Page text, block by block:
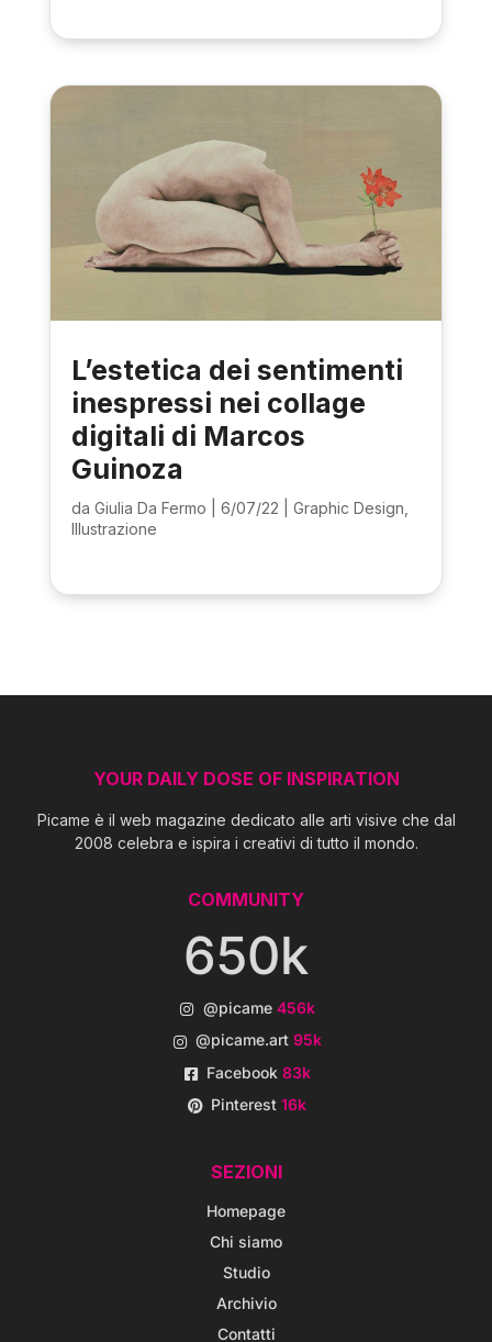
L’estetica dei sentimenti
inespressi nei collage
digitali di Marcos
Guinoza
da Giulia Da Fermo 6/07/22 Graphic Design
Illustrazione
YOUR DAILY DOSE OF INSPIRATION
Picame è il web magazine dedicato alle arti visive che dal
2008 celebra e ispira i creativi di tutto il mondo.
COMMUNITY
650k
@picame 456k
@picame.art95k
Facebook83k
Pinterest16k
SEZIONI
Homepage
Chi siamo
Studio
Archivio
Contatti